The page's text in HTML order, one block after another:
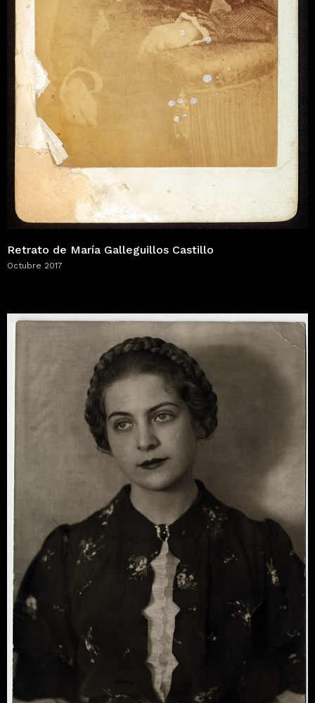
Retrato de María Galleguillos Castillo
Octubre 2017